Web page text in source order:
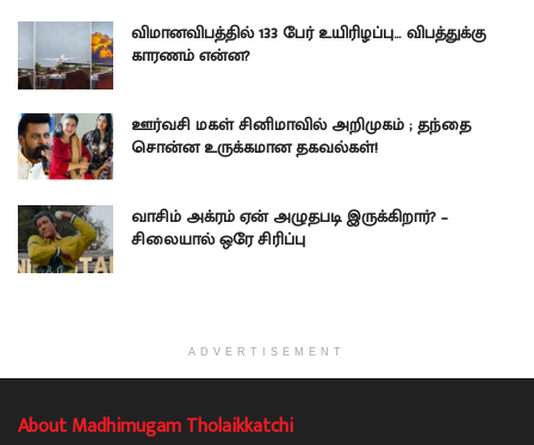
விமானவிபத்தில் 133 பேர் உயிரிழப்பு… விபத்துக்கு
காரணம் என்ன?
ஊர்வசி மகள் சினிமாவில் அறிமுகம் ; தந்தை
சொன்ன உருக்கமான தகவல்கள்!
வாசிம் அக்ரம் ஏன் அழுதபடி இருக்கிறார்? –
சிலையால் ஒரே சிரிப்பு
ADVERTISEMENT
About Madhimugam Tholaikkatchi